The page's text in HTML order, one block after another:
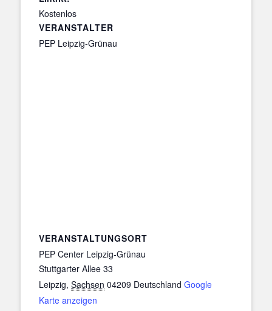
Kostenlos
VERANSTALTER
PEP Leipzig-Grünau
VERANSTALTUNGSORT
PEP Center Leipzig-Grünau
Stuttgarter Allee 33
Leipzig, Sachsen 04209 Deutschland Google
Karte anzeigen